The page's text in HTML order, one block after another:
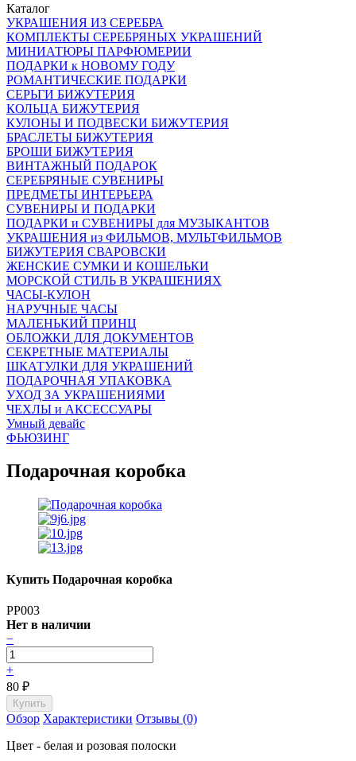
Каталог
УКРАШЕНИЯ ИЗ СЕРЕБРА
КОМПЛЕКТЫ СЕРЕБРЯНЫХ УКРАШЕНИЙ
МИНИАТЮРЫ ПАРФЮМЕРИИ
ПОДАРКИ к НОВОМУ ГОДУ
РОМАНТИЧЕСКИЕ ПОДАРКИ
СЕРЬГИ БИЖУТЕРИЯ
КОЛЬЦА БИЖУТЕРИЯ
КУЛОНЫ И ПОДВЕСКИ БИЖУТЕРИЯ
БРАСЛЕТЫ БИЖУТЕРИЯ
БРОШИ БИЖУТЕРИЯ
ВИНТАЖНЫЙ ПОДАРОК
СЕРЕБРЯНЫЕ СУВЕНИРЫ
ПРЕДМЕТЫ ИНТЕРЬЕРА
СУВЕНИРЫ И ПОДАРКИ
ПОДАРКИ и СУВЕНИРЫ для МУЗЫКАНТОВ
УКРАШЕНИЯ из ФИЛЬМОВ, МУЛЬТФИЛЬМОВ
БИЖУТЕРИЯ СВАРОВСКИ
ЖЕНСКИЕ СУМКИ И КОШЕЛЬКИ
МОРСКОЙ СТИЛЬ В УКРАШЕНИЯХ
ЧАСЫ-КУЛОН
НАРУЧНЫЕ ЧАСЫ
МАЛЕНЬКИЙ ПРИНЦ
ОБЛОЖКИ ДЛЯ ДОКУМЕНТОВ
СЕКРЕТНЫЕ МАТЕРИАЛЫ
ШКАТУЛКИ ДЛЯ УКРАШЕНИЙ
ПОДАРОЧНАЯ УПАКОВКА
УХОД ЗА УКРАШЕНИЯМИ
ЧEХЛЫ и АКСЕССУАРЫ
Умный девайс
ФЬЮЗИНГ
Подарочная коробка
Купить Подарочная коробка
PP003
Нет в наличии
−
+
80 ₽
Обзор Характеристики Отзывы (0)
Цвет - белая и розовая полоски